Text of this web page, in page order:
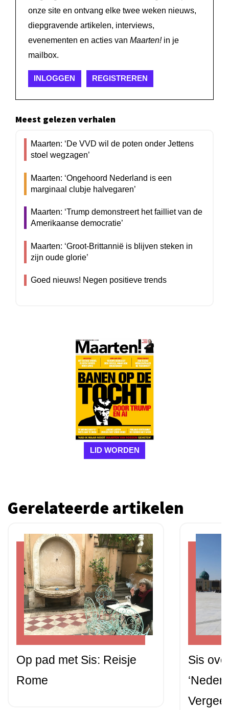
onze site en ontvang elke twee weken nieuws,
diepgravende artikelen, interviews,
evenementen en acties van Maarten!in je
mailbox.
INLOGGEN REGISTREREN
Meest gelezen verhalen
Maarten: ‘De VVD wil de poten onder Jettens
stoel wegzagen’
Maarten: ‘Ongehoord Nederland is een
marginaal clubje halvegaren’
Maarten: ‘Trump demonstreert het failliet van de
Amerikaanse democratie’
Maarten: ‘Groot-Brittannië is blijven steken in
zijn oude glorie’
Goed nieuws! Negen positieve trends
LID WORDEN
Gerelateerde artikelen
Op pad met Sis: Reisje
Rome
Sis